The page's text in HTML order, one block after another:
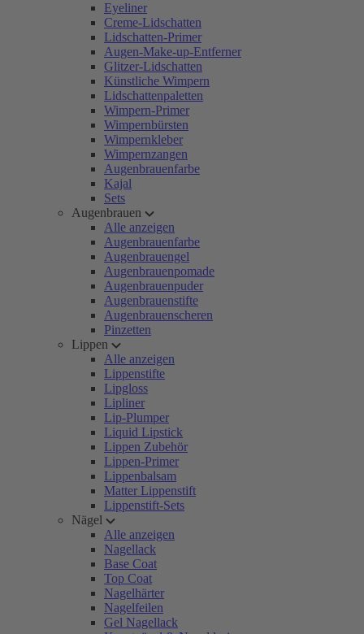
Eyeliner
Creme-Lidschatten
Lidschatten-Primer
Augen-Make-up-Entferner
Glitzer-Lidschatten
Künstliche Wimpern
Lidschattenpaletten
Wimpern-Primer
Wimpernbürsten
Wimpernkleber
Wimpernzangen
Augenbrauenfarbe
Kajal
Sets
Augenbrauen
Alle anzeigen
Augenbrauenfarbe
Augenbrauengel
Augenbrauenpomade
Augenbrauenpuder
Augenbrauenstifte
Augenbrauenscheren
Pinzetten
Lippen
Alle anzeigen
Lippenstifte
Lipgloss
Lipliner
Lip-Plumper
Liquid Lipstick
Lippen Zubehör
Lippen-Primer
Lippenbalsam
Matter Lippenstift
Lippenstift-Sets
Nägel
Alle anzeigen
Nagellack
Base Coat
Top Coat
Nagelhärter
Nagelfeilen
Gel Nagellack